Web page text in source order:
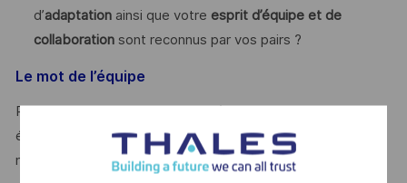
d’adaptationainsi que votre esprit d’équipe et de
collaborationsont reconnus par vos pairs ?
Le mot de l’équipe
Rejoignez-nous pour contribuer à nos projets ambitieux et
évoluer avec l’équipe, tant sur les aspects techniques que
méthodologiques !